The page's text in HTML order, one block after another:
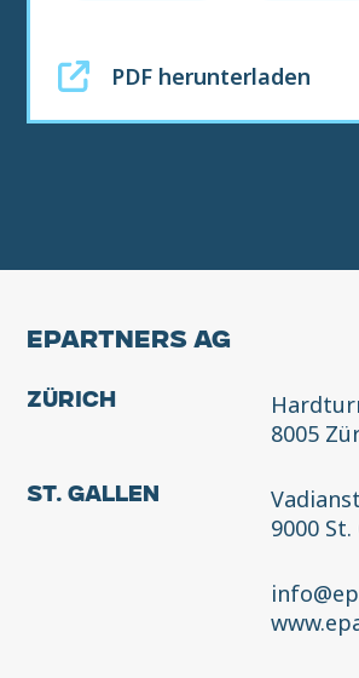
PDF herunterladen
EPARTNERS AG
Zürich
8005
St. Gallen
9000